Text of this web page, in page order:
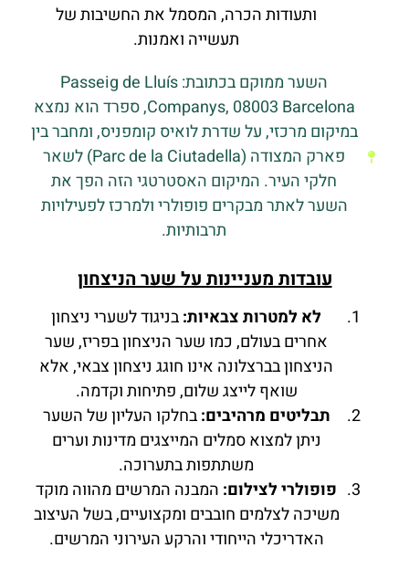
ותעודות הכרה, המסמל את החשיבות של
תעשייה ואמנות.
השער ממוקם בכתובת: Passeig de Lluís
Companys, 08003 Barcelona, ספרד הוא נמצא
במיקום מרכזי, על שדרת לואיס קומפניס, ומחבר בין
פארק המצודה (Parc de la Ciutadella) לשאר
חלקי העיר. המיקום האסטרטגי הזה הפך את
השער לאתר מבקרים פופולרי ולמרכז לפעילויות
תרבותיות.
עובדות מעניינות על שער הניצחון
לא למטרות צבאיות:בניגוד לשערי ניצחון
אחרים בעולם, כמו שער הניצחון בפריז, שער
הניצחון בברצלונה אינו חוגג ניצחון צבאי, אלא
שואף לייצג שלום, פתיחות וקדמה.
תבליטים מרהיבים:בחלקו העליון של השער
ניתן למצוא סמלים המייצגים מדינות וערים
משתתפות בתערוכה.
פופולרי לצילום: המבנה המרשים מהווה מוקד
משיכה לצלמים חובבים ומקצועיים, בשל העיצוב
האדריכלי הייחודי והרקע העירוני המרשים.